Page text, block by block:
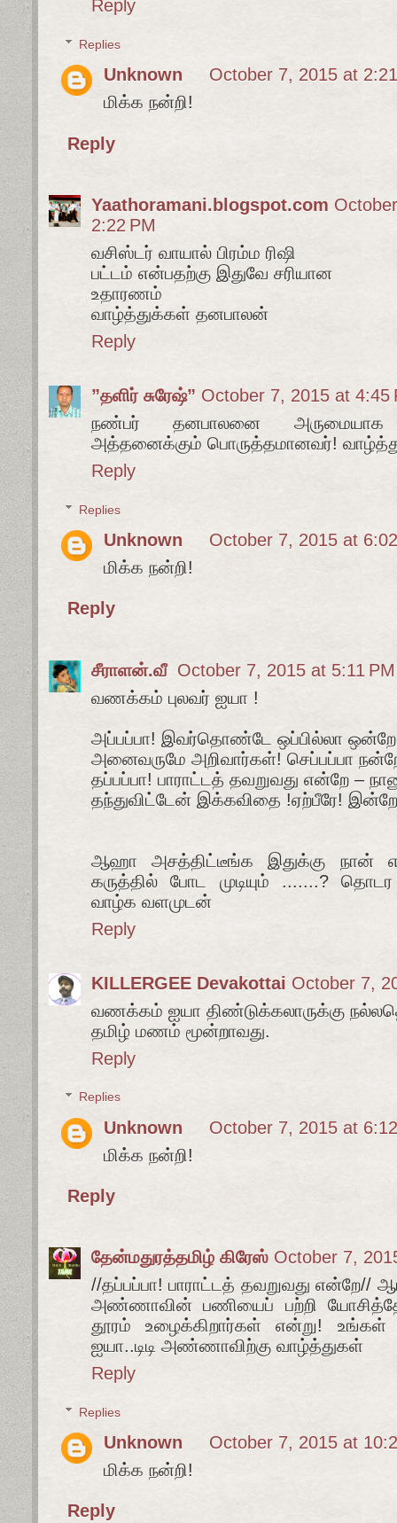
Reply
Replies
Unknown
October 7, 2015 at
மிக்க நன்றி!
Reply
Yaathoramani.blogspot.com
2:22 PM
வசிஸ்டர் வாயால் பிரம்ம ரிஷி
பட்டம் என்பதற்கு இதுவே சரியான
உதாரணம்
வாழ்த்துக்கள் தனபாலன்
Reply
”தளிர் சுரேஷ்” October 7, 2015 at 4:45
நண்பர் தனபாலனை அருமையாக
அத்தனைக்கும் பொருத்தமானவர்!
Reply
Replies
Unknown
October 7, 2015 at
மிக்க நன்றி!
Reply
சீராளன்.வீ October 7, 2015 at 5:11 PM
வணக்கம் புலவர் ஐயா !
அப்பப்பா! இவர்தொண்டே ஒப்பில்லா
அனைவருமே அறிவார்கள்! செப்பப்பா
தப்பப்பா! பாராட்டத் தவறுவது என்றே –
தந்துவிட்டேன் இக்கவிதை !ஏற்பீரே!
ஆஹா அசத்திட்டீங்க இதுக்கு நான்
கருத்தில் போட முடியும் .......?
வாழ்க வளமுடன்
Reply
KILLERGEE Devakottai October 7,
வணக்கம் ஐயா திண்டுக்கலாருக்கு
தமிழ் மணம் மூன்றாவது.
Reply
Replies
Unknown
October 7, 2015 at
மிக்க நன்றி!
Reply
தேன்மதுரத்தமிழ் கிரேஸ் October 7,
//தப்பப்பா! பாராட்டத் தவறுவது என்றே//
அண்ணாவின் பணியைப் பற்றி
தூரம் உழைக்கிறார்கள் என்று! உங்கள்
ஐயா..டிடி அண்ணாவிற்கு வாழ்த்துகள்
Reply
Replies
Unknown
October 7, 2015 at
மிக்க நன்றி!
Reply